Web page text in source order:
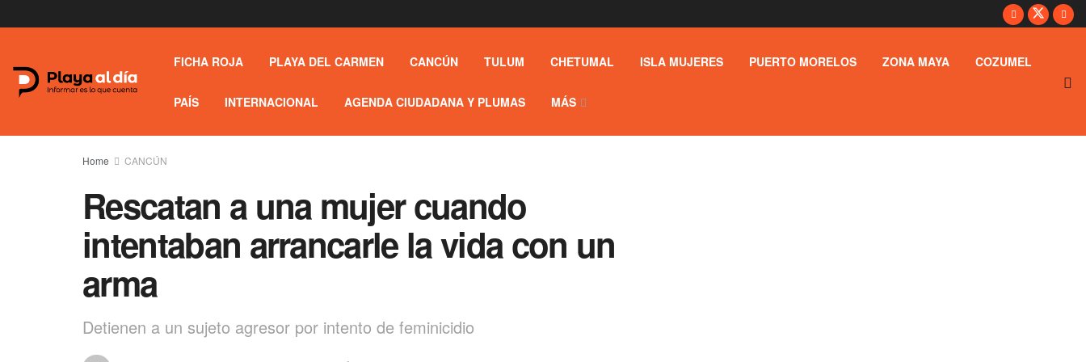
FICHA ROJA PLAYA DEL CARMEN CANCÚN TULUM CHETUMAL ISLA MUJERES PUERTO MORELOS ZONA MAYA COZUMEL
PAÍS INTERNACIONAL AGENDA CIUDADANA Y PLUMAS MÁS
Home CANCÚN
Rescatan a una mujer cuando
intentaban arrancarle la vida con un
arma
Detienen a un sujeto agresor por intento de feminicidio